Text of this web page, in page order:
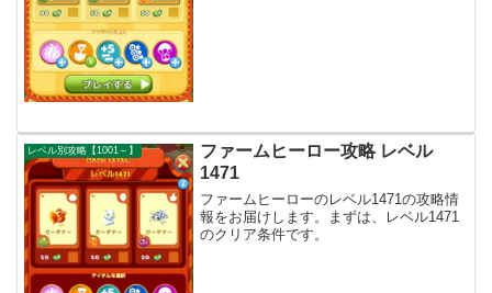
レベル別攻略【1001～】
ファームヒーロー攻略 レベル
1471
ファームヒーローのレベル1471の攻略情
報をお届けします。まずは、レベル1471
のクリア条件です。